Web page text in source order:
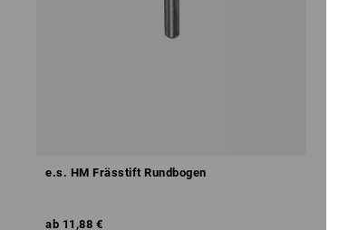
e.s. HM Frässtift Rundbogen
ab 11,88 €